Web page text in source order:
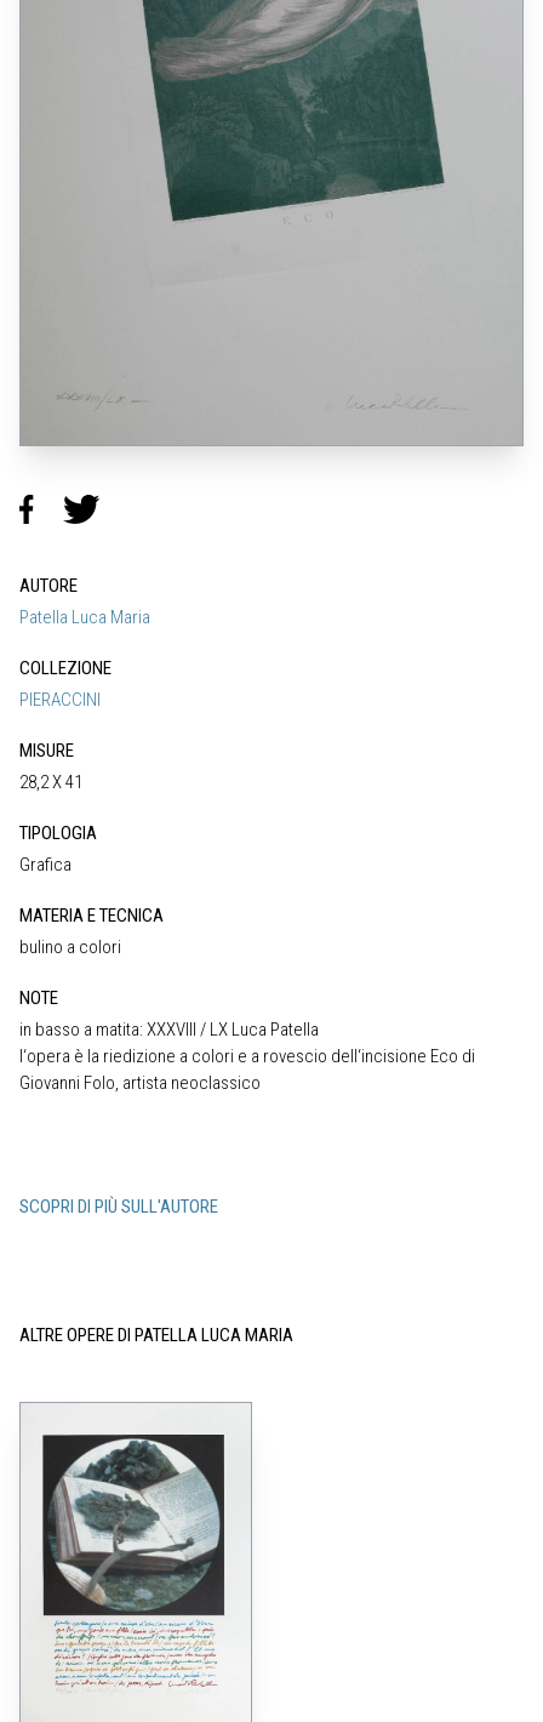
AUTORE
Patella Luca Maria
COLLEZIONE
PIERACCINI
MISURE
28,2 X 41
TIPOLOGIA
Grafica
MATERIA E TECNICA
bulino a colori
NOTE
in basso a matita: XXXVIII / LX Luca Patella
l‘opera è la riedizione a colori e a rovescio dell‘incisione Eco di
Giovanni Folo, artista neoclassico
SCOPRI DI PIÙ SULL'AUTORE
ALTRE OPERE DI PATELLA LUCA MARIA